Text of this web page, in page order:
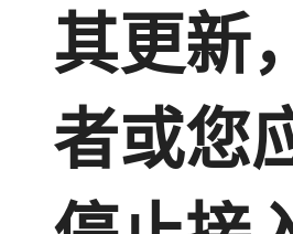
其更新
者或您